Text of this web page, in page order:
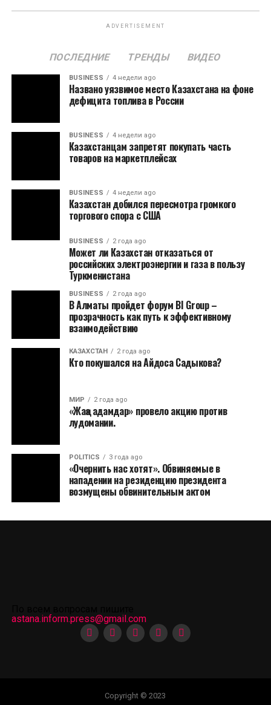
ADVERTISEMENT
ПОСЛЕДНИЕ ТРЕНДЫ ВИДЕО
BUSINESS 4 недели ago
Названо уязвимое место Казахстана на фоне
дефицита топлива в России
BUSINESS 4 недели ago
Казахстанцам запретят покупать часть
товаров на маркетплейсах
BUSINESS 4 недели ago
Казахстан добился пересмотра громкого
торгового спора с США
BUSINESS 2 года ago
Может ли Казахстан отказаться от
российских электроэнергии и газа в пользу
Туркменистана
BUSINESS 2 года ago
В Алматы пройдет форум BI Group –
прозрачность как путь к эффективному
взаимодействию
КАЗАХСТАН 2 года ago
Кто покушался на Айдоса Садыкова?
МИР 2 года ago
«Жаңа адамдар» провело акцию против
лудомании.
POLITICS 3 года ago
«Очернить нас хотят». Обвиняемые в
нападении на резиденцию президента
возмущены обвинительным актом
astana.inform.press@gmail.com
Copyright © 2023